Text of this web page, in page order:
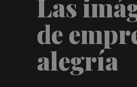
Las
de
alegría